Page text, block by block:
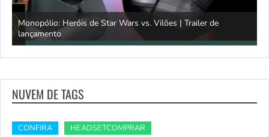
Monopólio: Heróis de Star Wars vs. Vilões | Trailer de
lançamento
NUVEM DE TAGS
CONFIRA
HEADSETCOMPRAR